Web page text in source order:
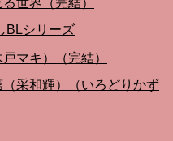
世界（完結）
BLシリーズ
マキ）（完結）
采和輝）（いろどりかず